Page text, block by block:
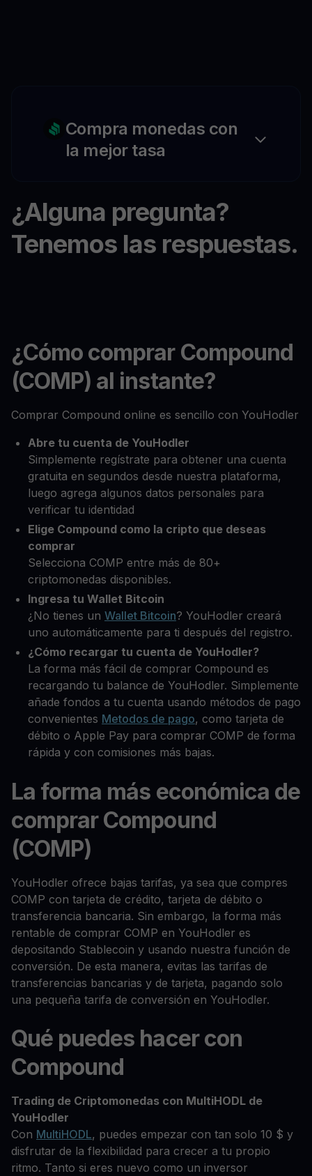
Compra monedas con
la mejor tasa
¿Alguna pregunta?
Tenemos las respuestas.
¿Cómo comprar Compound
(COMP) al instante?
Comprar Compound online es sencillo con YouHodler
Abre tu cuenta de YouHodler
Simplemente regístrate para obtener una cuenta
gratuita en segundos desde nuestra plataforma,
luego agrega algunos datos personales para
verificar tu identidad
Elige Compound como la cripto que deseas
comprar
Selecciona COMP entre más de 80+
criptomonedas disponibles.
Ingresa tu Wallet Bitcoin
¿No tienes un Wallet Bitcoin? YouHodler creará
uno automáticamente para ti después del registro.
¿Cómo recargar tu cuenta de YouHodler?
La forma más fácil de comprar Compound es
recargando tu balance de YouHodler. Simplemente
añade fondos a tu cuenta usando métodos de pago
convenientes Metodos de pago, como tarjeta de
débito o Apple Pay para comprar COMP de forma
rápida y con comisiones más bajas.
La forma más económica de
comprar Compound
(COMP)
YouHodler ofrece bajas tarifas, ya sea que compres
COMP con tarjeta de crédito, tarjeta de débito o
transferencia bancaria. Sin embargo, la forma más
rentable de comprar COMP en YouHodler es
depositando Stablecoin y usando nuestra función de
conversión. De esta manera, evitas las tarifas de
transferencias bancarias y de tarjeta, pagando solo
una pequeña tarifa de conversión en YouHodler.
Qué puedes hacer con
Compound
Trading de Criptomonedas con MultiHODL de
YouHodler
Con MultiHODL, puedes empezar con tan solo 10 $ y
disfrutar de la flexibilidad para crecer a tu propio
ritmo. Tanto si eres nuevo como un inversor